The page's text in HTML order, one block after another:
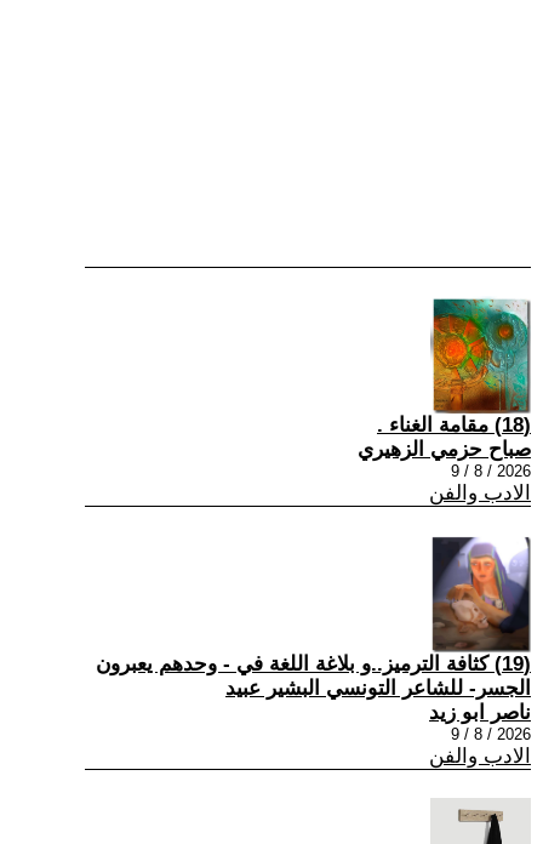
(18) مقامة الغناء .
صباح حزمي الزهيري
2026 / 8 / 9
الادب والفن
(19) كثافة الترميز..و بلاغة اللغة في - وحدهم يعبرون
الجسر- للشاعر التونسي البشير عبيد
ناصر ابو زيد
2026 / 8 / 9
الادب والفن